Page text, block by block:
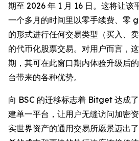
期至 2026 年 1 月 16 日。这将让该
一个多月的时间里以零手续费、零
的形式进行任何交易类型（买入、
的代币化股票交易。对用户而言，
期，其可在此窗口期内体验升级后
台带来的各种优势。
向 BSC 的迁移标志着 Bitget 达成
建单一平台，让用户无缝访问加密
实世界资产的通用交易所愿景迈出